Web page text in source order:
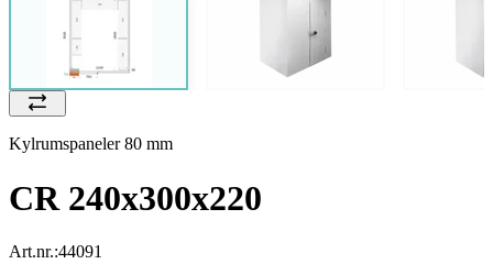
Kylrumspaneler 80 mm
CR 240x300x220
Art.nr.:44091